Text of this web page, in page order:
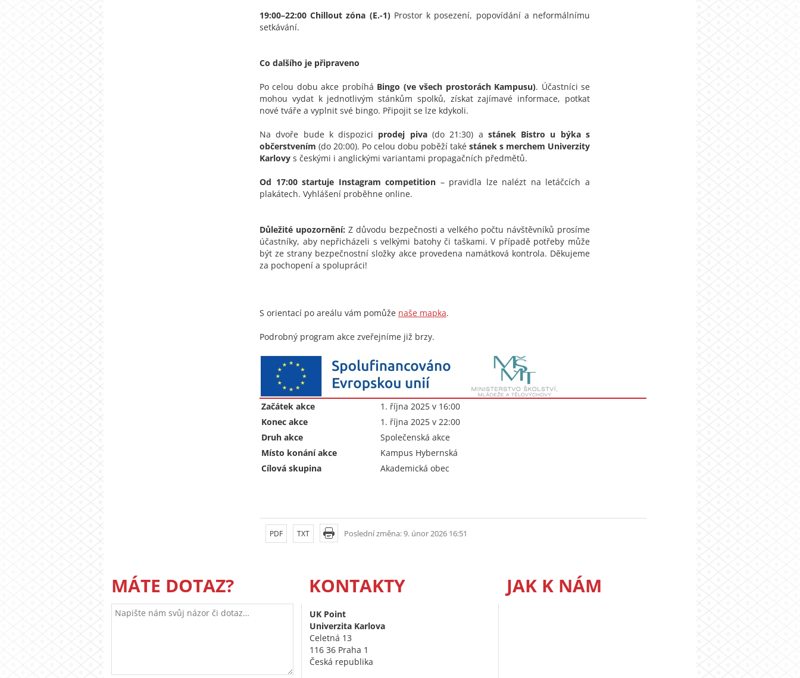
19:00–22:00 Chillout zóna (E.-1) Prostor k posezení, popovídání a neformálnímu
setkávání.
Co dalšího je připraveno
Po celou dobu akce probíhá Bingo (ve všech prostorách Kampusu). Účastníci se
mohou vydat k jednotlivým stánkům spolků, získat zajímavé informace, potkat
nové tváře a vyplnit své bingo. Připojit se lze kdykoli.
Na dvoře bude k dispozici prodej piva(do 21:30) a stánek Bistro u býka s
občerstvením (do 20:00). Po celou dobu poběží také stánek s merchem Univerzity
Karlovy s českými i anglickými variantami propagačních předmětů.
Od 17:00 startuje Instagram competition – pravidla lze nalézt na letáčcích a
plakátech. Vyhlášení proběhne online.
Důležité upozornění: Z důvodu bezpečnosti a velkého počtu návštěvníků prosíme
účastníky, aby nepřicházeli s velkými batohy či taškami. V případě potřeby může
být ze strany bezpečnostní složky akce provedena namátková kontrola. Děkujeme
za pochopení a spolupráci!
S orientací po areálu vám pomůže naše mapka.
Podrobný program akce zveřejníme již brzy.
Začátek akce
1. října 2025 v 16:00
Konec akce
1. října 2025 v 22:00
Druh akce
Společenská akce
Místo konání akce
Kampus Hybernská
Cílová skupina
Akademická obec
Poslední změna: 9. únor 2026 16:51
PDF TXT
MÁTE DOTAZ? KONTAKTY
UK Point
Univerzita Karlova
Celetná 13
116 36 Praha 1
Česká republika
JAK K NÁM